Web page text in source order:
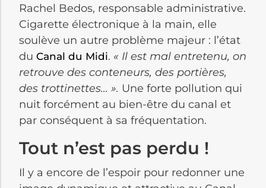
Rachel Bedos, responsable administrative.
Cigarette électronique à la main, elle
soulève un autre problème majeur : l’état
du Canal du Midi. « Il est mal entretenu, on
retrouve des conteneurs, des portières,
des trottinettes… ». Une forte pollution qui
nuit forcément au bien-être du canal et
par conséquent à sa fréquentation.
Tout n’est pas perdu !
Il y a encore de l’espoir pour redonner une